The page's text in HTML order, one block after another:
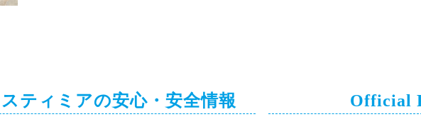
スティミアの安心・安全情報 Official